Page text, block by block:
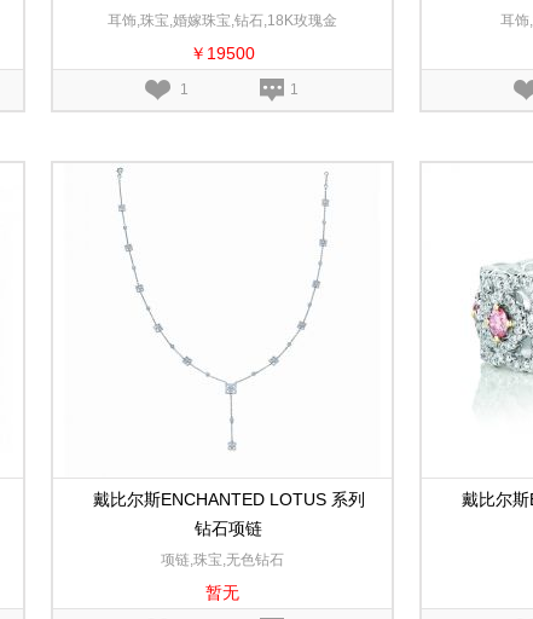
耳饰,珠宝,婚嫁珠宝,钻石,18K玫瑰金
￥19500
1 1
耳饰
戴比尔斯ENCHANTED LOTUS 系列
钻石项链
项链,珠宝,无色钻石
暂无
戴比尔斯